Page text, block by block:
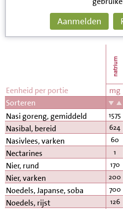
Aanmelden
natrium
Eenheid per portie mg
Sorteren
Nasi goreng, gemiddeld
1575
Nasibal, bereid 624
Nasivlees, varken 60
Nectarines 1
Nier, rund 170
Nier, varken 200
Noedels, Japanse, soba 700
Noedels, rijst 126